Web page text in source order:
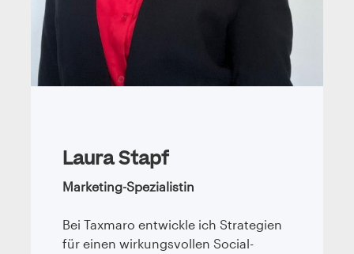
Laura Stapf
Marketing-Spezialistin
Bei Taxmaro entwickle ich Strategien
für einen wirkungsvollen Social-